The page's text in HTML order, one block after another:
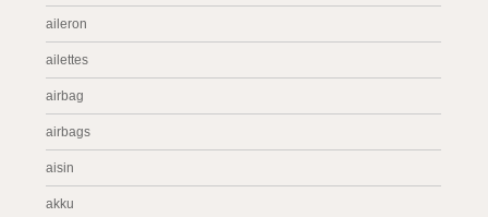
aileron
ailettes
airbag
airbags
aisin
akku